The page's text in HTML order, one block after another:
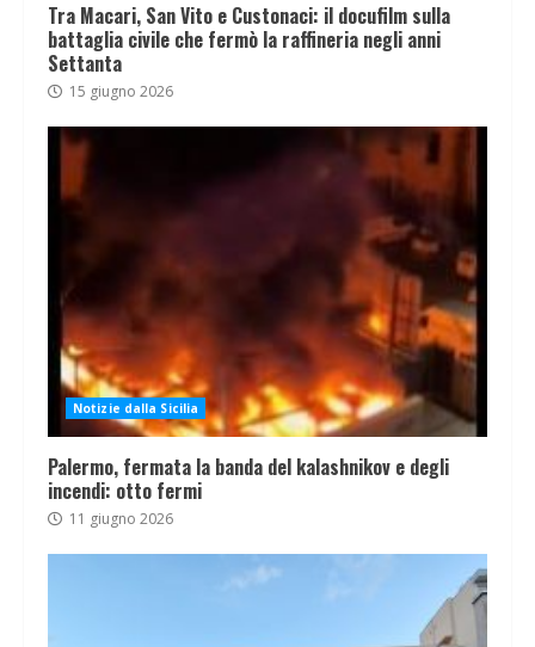
Tra Macari, San Vito e Custonaci: il docufilm sulla
battaglia civile che fermò la raffineria negli anni
Settanta
15 giugno 2026
Notizie dalla Sicilia
Palermo, fermata la banda del kalashnikov e degli
incendi: otto fermi
11 giugno 2026